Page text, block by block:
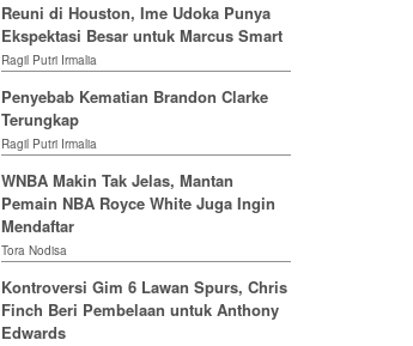
Reuni di Houston, Ime Udoka Punya
Ekspektasi Besar untuk Marcus Smart
Ragil Putri Irmalia
Penyebab Kematian Brandon Clarke
Terungkap
Ragil Putri Irmalia
WNBA Makin Tak Jelas, Mantan
Pemain NBA Royce White Juga Ingin
Mendaftar
Tora Nodisa
Kontroversi Gim 6 Lawan Spurs, Chris
Finch Beri Pembelaan untuk Anthony
Edwards